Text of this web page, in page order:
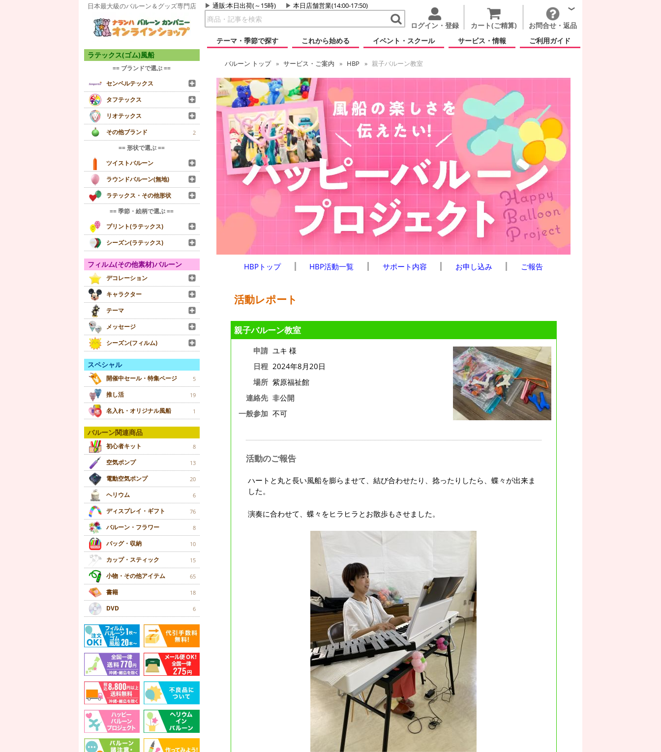
日本最大級のバルーン＆グッズ専門店 通販:本日出荷(～15時) 本日店舗営業(14:00-17:50)
ログイン・登録 カート(ご精算)
お問合せ・返品
テーマ・季節で探す
これから始める イベント・スクール サービス・情報 ご利用ガイド
ラテックス(ゴム)風船
== ブランドで選ぶ ==
センペルテックス
タフテックス
リオテックス
その他ブランド
2
== 形状で選ぶ ==
ツイストバルーン
ラウンドバルーン(無地)
ラテックス・その他形状
== 季節・絵柄で選ぶ ==
プリント(ラテックス)
シーズン(ラテックス)
フィルム(その他素材)バルーン
デコレーション
キャラクター
テーマ
メッセージ
シーズン(フィルム)
スペシャル
開催中セール・特集ページ 5
推し活 19
名入れ・オリジナル風船 1
バルーン関連商品
初心者キット 8
空気ポンプ 13
電動空気ポンプ 20
ヘリウム 6
ディスプレイ・ギフト 76
バルーン・フラワー 8
バッグ・収納 10
カップ・スティック 15
小物・その他アイテム 65
書籍 18
DVD 6
バルーン トップ サービス・ご案内 HBP 親子バルーン教室
HBPトップ HBP活動一覧 サポート内容 お申し込み ご報告
活動レポート
親子バルーン教室
申請 ユキ 様
日程 2024年8月20日
場所 紫原福祉館
連絡先 非公開
一般参加 不可
活動のご報告
ハートと丸と長い風船を膨らませて、結び合わせたり、捻ったりしたら、蝶々が出来ま
した。
演奏に合わせて、蝶々をヒラヒラとお散歩もさせました。